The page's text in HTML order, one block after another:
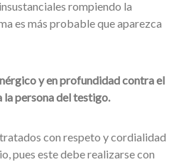
rompiendo la
es más probable que aparezca
y en profundidad contra el
persona del testigo.
con respeto y cordialidad
pues este debe realizarse con